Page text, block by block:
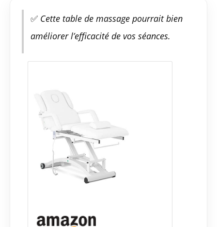
✅ Cette table de massage pourrait bien
améliorer l’efficacité de vos séances.